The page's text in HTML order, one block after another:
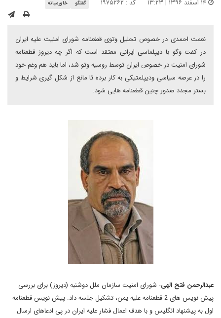
کد : ۱۹۷۵۲۶۲ گفتگو خاورمیانه
نعمت احمدی در خصوص تحلیل وتوی قطعنامه شورای امنیت علیه ایران
در کفت وگو با دیپلماسی ایرانی معتقد است که اگر چه دیروز قطعنامه
شورای امنیت در خصوص ایران توسط روسیه وتو شد، اما باید هم وغم خود
را در عرصه سیاسی ودیپلمتیکی به کار برده تا مانع از شکل گیری شرایط و
بستر مجدد صدور چنین قطعنامه هایی شود.
عبدالرحمن فتح الهی- شورای امنیت سازمان ملل دوشنبه (دیروز) برای بررسی
پیش نویس های 2 قطعنامه علیه یمن، تشکیل جلسه داد
. پیش نویس قطعنامه
اول به پیشنهاد انگلیس و با هدف اعمال فشار علیه ایران در پی ادعاهای ارسال